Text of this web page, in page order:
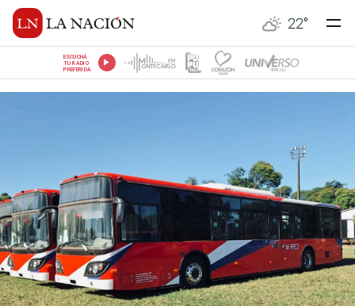
22°
ESCUCHÁ
TU RADIO
PREFERIDA